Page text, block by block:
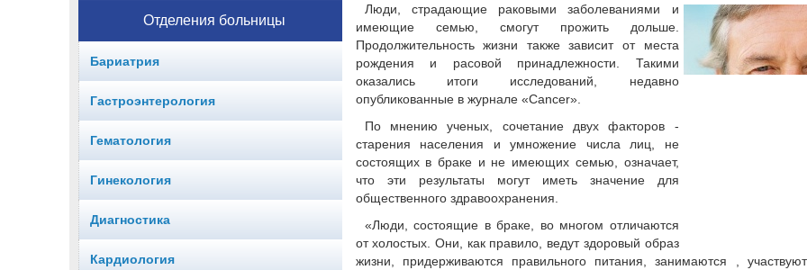
Отделения больницы
Бариатрия
Гастроэнтерология
Гематология
Гинекология
Диагностика
Кардиология
Люди, страдающие раковыми заболеваниями и
имеющие семью, смогут прожить дольше.
Продолжительность жизни также зависит от места
рождения и расовой принадлежности. Такими
оказались итоги исследований, недавно
опубликованные в журнале «Cancer».
По мнению ученых, сочетание двух факторов -
старения населения и умножение числа лиц, не
состоящих в браке и не имеющих семью, означает,
что эти результаты могут иметь значение для
общественного здравоохранения.
«Люди, состоящие в браке, во многом отличаются
от холостых. Они, как правило, ведут здоровый образ
жизни, придерживаются правильного питания, занимаются ,